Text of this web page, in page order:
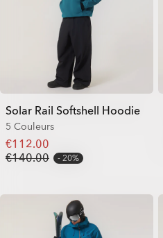
Solar Rail Softshell Hoodie
5 Couleurs
€112.00
€140.00
20%